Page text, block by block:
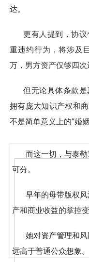
达。
更有人提到，协
重违约行为，将涉及
万，男方资产仅够四次
但无论具体条款
拥有庞大知识产权和
不是简单意义上的“婚
而这一切，与泰
可分。
早年的母带版权
产和商业收益的掌控
她对资产管理和
远高于普通公众想象。